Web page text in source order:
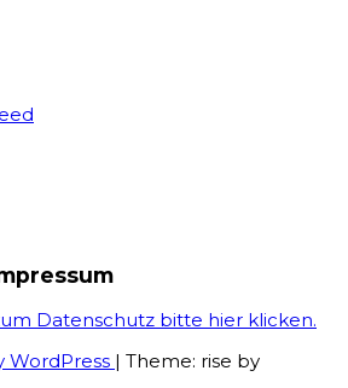
Datenschutz bitte hier klicken.
WordPress | Theme: rise by